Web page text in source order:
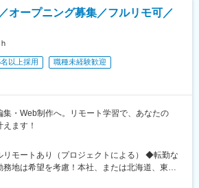
オープニング募集／フルリモ可／
以上採用
職種未経験歓迎
集・Web制作へ。リモート学習で、あなたの
えます！
モートあり（プロジェクトによる） ◆転勤な
地は希望を考慮！本社、または北海道、東
、東海、関西、中国、四国、九州などのプロジ